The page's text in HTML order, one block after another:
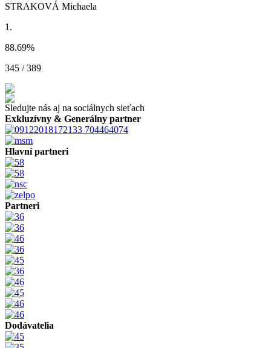
STRAKOVÁ Michaela
1.
88.69%
345 / 389
Sledujte nás aj na sociálnych sieťach
Exkluzívny & Generálny partner
Hlavní partneri
Partneri
Dodávatelia